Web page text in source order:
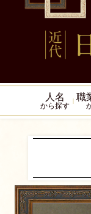
人名
から探す
職